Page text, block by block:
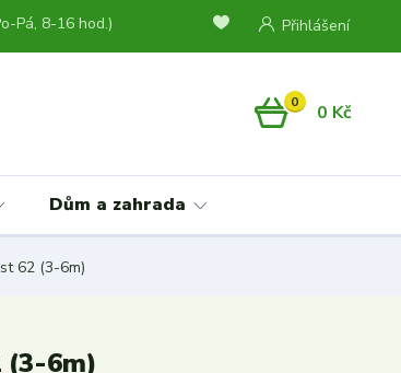
Přihlášení
Pá, 8-16 hod.)
0 0 Kč
Dům a zahrada
62 (3-6m)
(3-6m)